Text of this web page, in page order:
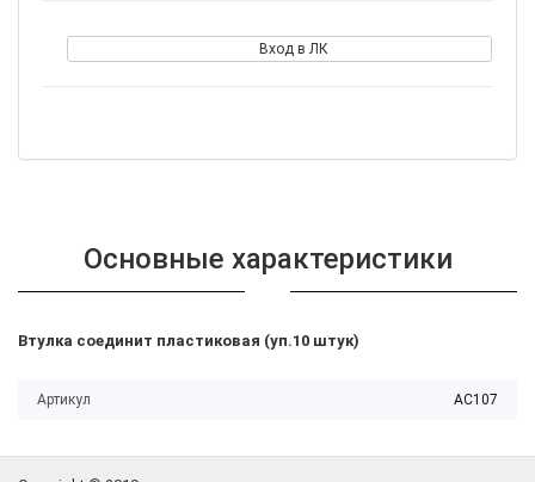
Вход в ЛК
Основные характеристики
Втулка соединит пластиковая (уп.10 штук)
Артикул AC107